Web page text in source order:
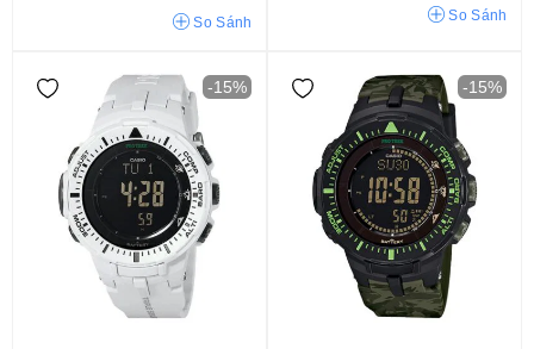
So Sánh So Sánh
-15% -15%